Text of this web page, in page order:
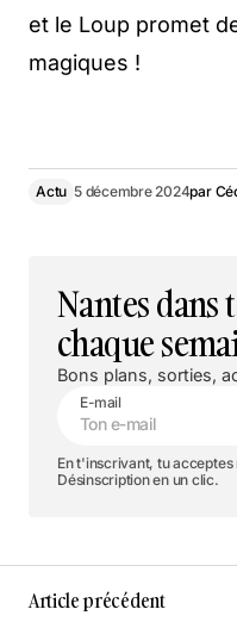
et le Loup promet
magiques !
Actu 5 décembre 2024par
Nantes dans
chaque
Bons plans, sorties,
E-mail
En t'inscrivant, tu acceptes
Désinscription en un clic.
Article précédent